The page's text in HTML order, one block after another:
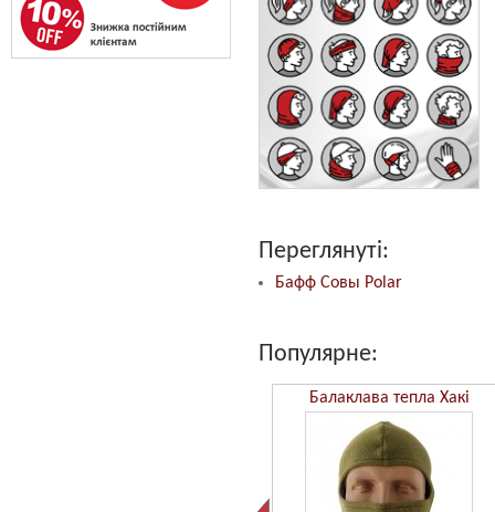
Переглянуті:
Бафф Совы Polar
Популярне:
Балаклава тепла Хакі